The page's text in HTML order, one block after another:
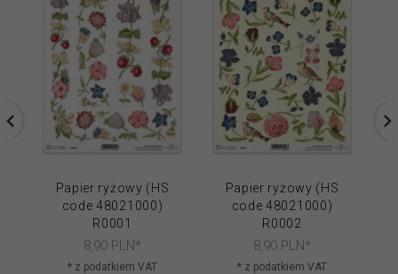
Papier ryżowy (HS
code 48021000)
R0001
8,90 PLN*
* z podatkiem VAT
Papier ryżowy (HS
code 48021000)
R0002
8,90 PLN*
* z podatkiem VAT